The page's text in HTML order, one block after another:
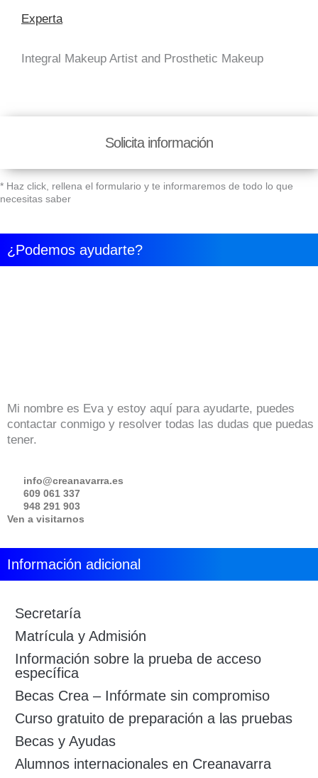
Experta
Integral Makeup Artist and Prosthetic Makeup
Solicita información
* Haz click, rellena el formulario y te informaremos de todo lo que
necesitas saber
¿Podemos ayudarte?
Mi nombre es Eva y estoy aquí para ayudarte, puedes
contactar conmigo y resolver todas las dudas que puedas
tener.
info@creanavarra.es
609 061 337
948 291 903
Ven a visitarnos
Información adicional
Secretaría
Matrícula y Admisión
Información sobre la prueba de acceso
específica
Becas Crea – Infórmate sin compromiso
Curso gratuito de preparación a las pruebas
Becas y Ayudas
Alumnos internacionales en Creanavarra